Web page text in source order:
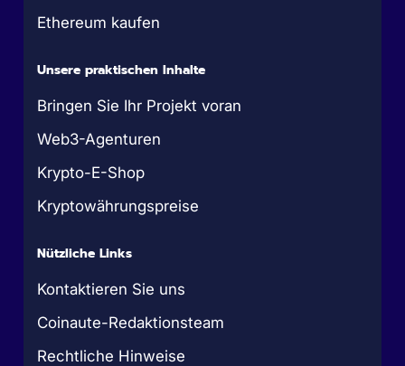
Ethereum kaufen
Unsere praktischen Inhalte
Bringen Sie Ihr Projekt voran
Web3-Agenturen
Krypto-E-Shop
Kryptowährungspreise
Nützliche Links
Kontaktieren Sie uns
Coinaute-Redaktionsteam
Rechtliche Hinweise